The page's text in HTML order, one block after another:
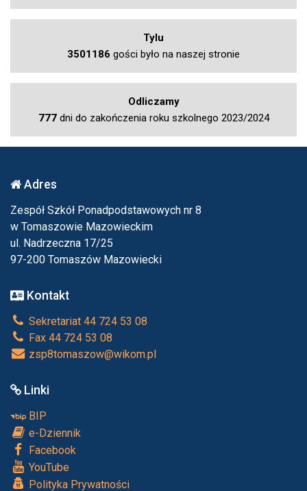
Tylu
3501186 gości było na naszej stronie
Odliczamy
777dni do zakończenia roku szkolnego 2023/2024
Adres
Zespół Szkół Ponadpodstawowych nr 8
w Tomaszowie Mazowieckim
ul. Nadrzeczna 17/25
97-200 Tomaszów Mazowiecki
Kontakt
Sekretariat 44 724 53 08
Fax 44 724 53 08
zsp8tomaszow@wikom.pl
Linki
BIP
e-Dziennik
Facebook
YouTube
Polityka Prywatności